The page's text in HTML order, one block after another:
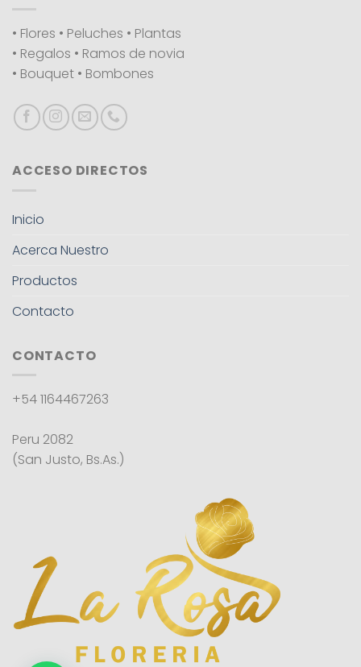
• Flores • Peluches • Plantas
• Regalos • Ramos de novia
• Bouquet • Bombones
ACCESO DIRECTOS
Inicio
Acerca Nuestro
Productos
Contacto
CONTACTO
+54 1164467263
Peru 2082
(San Justo, Bs.As.)